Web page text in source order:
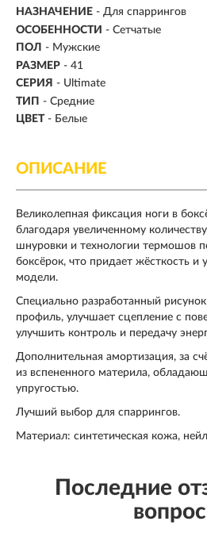
НАЗНАЧЕНИЕ - Для спаррингов
ОСОБЕННОСТИ - Сетчатые
ПОЛ - Мужские
РАЗМЕР - 41
СЕРИЯ - Ultimate
ТИП - Средние
ЦВЕТ - Белые
ОПИСАНИЕ
Великолепная фиксация ноги в
благодаря увеличенному
шнуровки и технологии термошов
боксёрок, что придает жёсткость и
модели.
Специально разработанный
профиль, улучшает сцепление с
улучшить контроль и передачу
Дополнительная амортизация, за
из вспененного материла,
упругостью.
Лучший выбор для спаррингов.
Материал: синтетическая кожа,
Последние